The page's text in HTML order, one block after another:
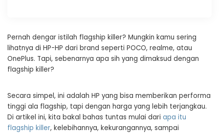
Pernah dengar istilah flagship killer? Mungkin kamu sering
lihatnya di HP-HP dari brand seperti POCO, realme, atau
OnePlus. Tapi, sebenarnya apa sih yang dimaksud dengan
flagship killer?
Secara simpel, ini adalah HP yang bisa memberikan performa
tinggi ala flagship, tapi dengan harga yang lebih terjangkau.
Di artikel ini, kita bakal bahas tuntas mulai dari apa itu
flagship killer, kelebihannya, kekurangannya, sampai